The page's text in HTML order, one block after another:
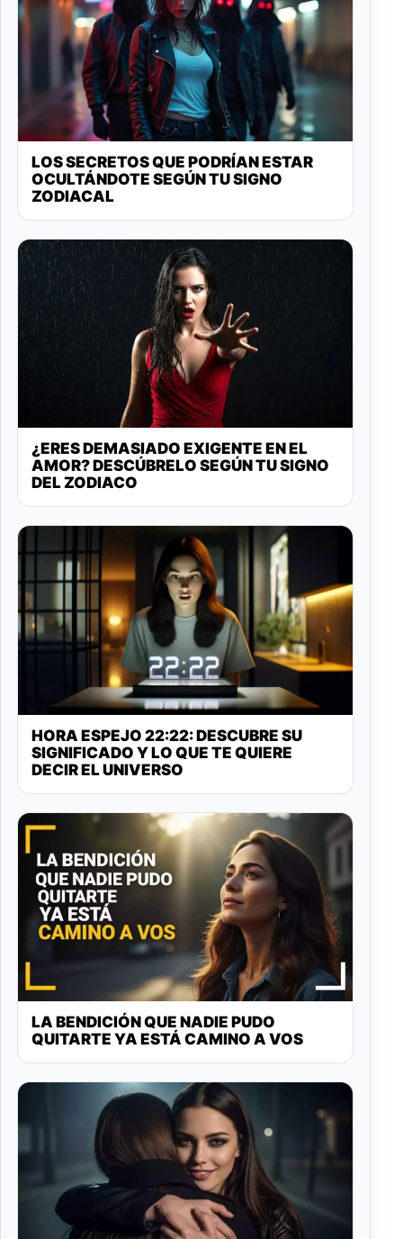
LOS SECRETOS QUE PODRÍAN ESTAR
OCULTÁNDOTE SEGÚN TU SIGNO
ZODIACAL
¿ERES DEMASIADO EXIGENTE EN EL
AMOR? DESCÚBRELO SEGÚN TU SIGNO
DEL ZODIACO
HORA ESPEJO 22:22: DESCUBRE SU
SIGNIFICADO Y LO QUE TE QUIERE
DECIR EL UNIVERSO
LA BENDICIÓN QUE NADIE PUDO
QUITARTE YA ESTÁ CAMINO A VOS